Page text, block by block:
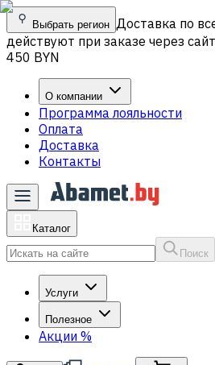
Выбрать регион Доставка по
действуют при заказе через
450 BYN
О компании
Программа лояльности
Оплата
Доставка
Контакты
Каталог
Поиск
Услуги
Полезное
Акции %